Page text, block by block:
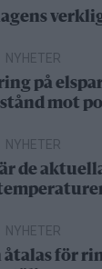
NYHETER
på
mot
NYHETER
de
NYHETER
åtalas för